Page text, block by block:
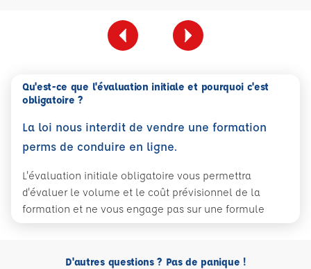
Qu'est-ce que l'évaluation initiale et pourquoi c'est
obligatoire ?
La loi nous interdit de vendre une formation
perms de conduire en ligne.
L'évaluation initiale obligatoire vous permettra
d'évaluer le volume et le coût prévisionnel de la
formation et ne vous engage pas sur une formule
D'autres questions ? Pas de panique !